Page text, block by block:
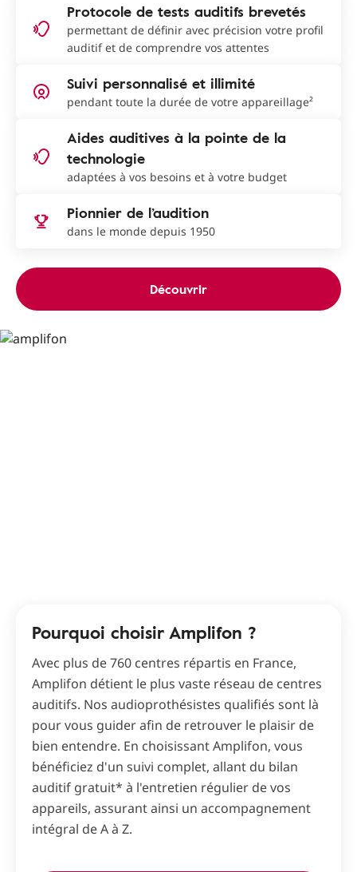
Protocole de tests auditifs brevetés
permettant de définir avec précision votre profil
auditif et de comprendre vos attentes
Suivi personnalisé et illimité
pendant toute la durée de votre appareillage²
Aides auditives à la pointe de la
technologie
adaptées à vos besoins et à votre budget
Pionnier de l’audition
dans le monde depuis 1950
Découvrir
Pourquoi choisir Amplifon ?
Avec plus de 760 centres répartis en France,
Amplifon détient le plus vaste réseau de centres
auditifs. Nos audioprothésistes qualifiés sont là
pour vous guider afin de retrouver le plaisir de
bien entendre. En choisissant Amplifon, vous
bénéficiez d'un suivi complet, allant du bilan
auditif gratuit* à l'entretien régulier de vos
appareils, assurant ainsi un accompagnement
intégral de A à Z.